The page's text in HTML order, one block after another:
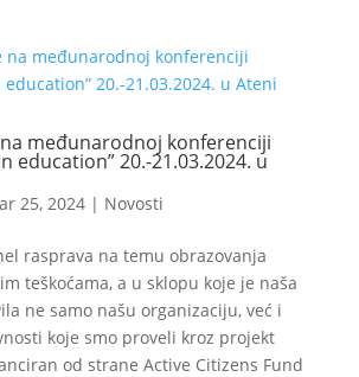
međunarodnoj konferenciji
education” 20.-21.03.2024. u
25, 2024| Novosti
rasprava na temu obrazovanja
teškoćama, a u sklopu koje je naša
ne samo našu organizaciju, već i
koje smo proveli kroz projekt
od strane Active Citizens Fund